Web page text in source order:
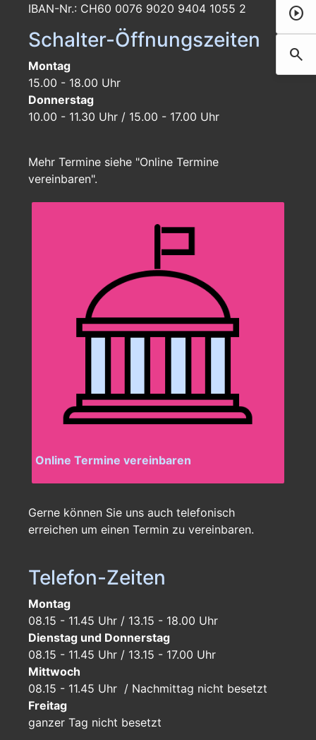
Film
play_circle
search
IBAN-Nr.: CH60 0076 9020 9404 1055 2
Schalter-Öffnungszeiten
Montag
15.00 - 18.00 Uhr
Donnerstag
10.00 - 11.30 Uhr / 15.00 - 17.00 Uhr
Mehr Termine siehe "Online Termine
vereinbaren".
Online Termine vereinbaren
Gerne können Sie uns auch telefonisch
erreichen um einen Termin zu vereinbaren.
Telefon-Zeiten
Montag
08.15 - 11.45 Uhr / 13.15 - 18.00 Uhr
Dienstag und Donnerstag
08.15 - 11.45 Uhr / 13.15 - 17.00 Uhr
Mittwoch
08.15 - 11.45 Uhr / Nachmittag nicht besetzt
Freitag
ganzer Tag nicht besetzt